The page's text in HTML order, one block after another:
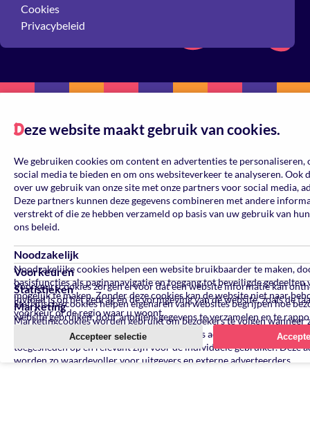
Cookies
Privacybeleid
Deze website maakt gebruik van cookies.
We gebruiken cookies om content en advertenties te
social media te bieden en om ons websiteverkeer te analyseren. Ook
over uw gebruik van onze site met onze partners voor social media,
Deze partners kunnen deze gegevens combineren met andere
verstrekt of die ze hebben verzameld op basis van uw gebruik van
ons beleid.
Noodzakelijk
Noodzakelijke cookies helpen een website bruikbaarder te maken,
basisfuncties als paginanavigatie en toegang tot beveiligde gedeelten
mogelijk te maken. Zonder deze cookies kan de website niet naar
Voorkeuren
Voorkeurscookies zorgen ervoor dat een website informatie kan
invloed is op het gedrag en de vormgeving van de website, zoals de
voorkeur of de regio waar u woont.
Statistieken
Statistische cookies helpen eigenaren van websites begrijpen hoe
website gebruiken, door anoniem gegevens te verzamelen en te
Marketing
Marketingcookies worden gebruikt om bezoekers te volgen wanneer
verschillende websites bezoeken. Hun doel is advertenties
toegesneden op en relevant zijn voor de individuele gebruiker. Deze
worden zo waardevoller voor uitgevers en externe adverteerders.
Accepteer selectie